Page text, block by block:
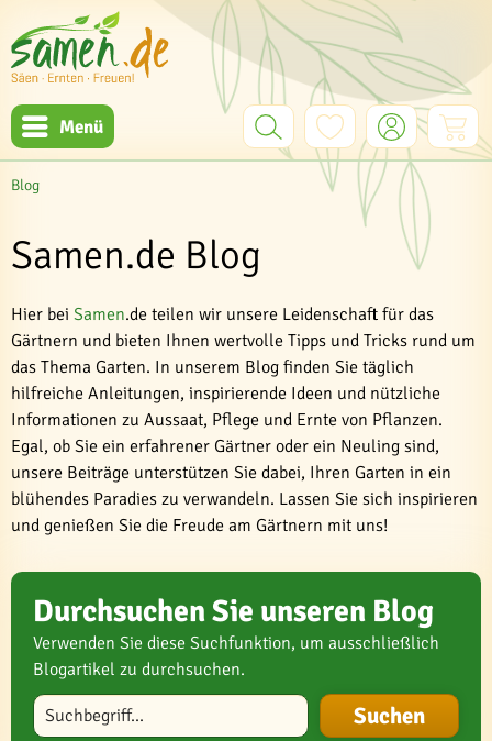
Menü
Blog
Samen.de Blog
Hier bei Samen.de teilen wir unsere Leidenschaft für das
Gärtnern und bieten Ihnen wertvolle Tipps und Tricks rund um
das Thema Garten. In unserem Blog finden Sie täglich
hilfreiche Anleitungen, inspirierende Ideen und nützliche
Informationen zu Aussaat, Pflege und Ernte von Pflanzen.
Egal, ob Sie ein erfahrener Gärtner oder ein Neuling sind,
unsere Beiträge unterstützen Sie dabei, Ihren Garten in ein
blühendes Paradies zu verwandeln. Lassen Sie sich inspirieren
und genießen Sie die Freude am Gärtnern mit uns!
Durchsuchen Sie unseren Blog
Verwenden Sie diese Suchfunktion, um ausschließlich
Blogartikel zu durchsuchen.
Blog durchsuchen